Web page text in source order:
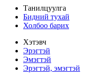
Танилцуулга
Бидний тухай
Холбоо барих
Хэтэвч
Эрэгтэй
Эмэгтэй
Эрэгтэй, эмэгтэй